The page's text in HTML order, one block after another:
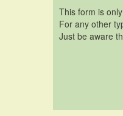
This form is
For any other
Just be aware